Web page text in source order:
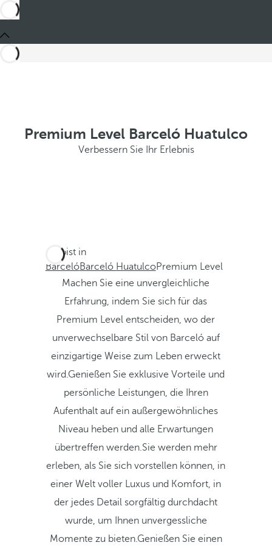
Premium Level Barceló Huatulco
Verbessern Sie Ihr Erlebnis
Du bist in
BarcelóBarceló HuatulcoPremium Level
Machen Sie eine unvergleichliche
Erfahrung, indem Sie sich für das
Premium Level entscheiden, wo der
unverwechselbare Stil von Barceló auf
einzigartige Weise zum Leben erweckt
wird.Genießen Sie exklusive Vorteile und
persönliche Leistungen, die Ihren
Aufenthalt auf ein außergewöhnliches
Niveau heben und alle Erwartungen
übertreffen werden.Sie werden mehr
erleben, als Sie sich vorstellen können, in
einer Welt voller Luxus und Komfort, in
der jedes Detail sorgfältig durchdacht
wurde, um Ihnen unvergessliche
Momente zu bieten.Genießen Sie einen